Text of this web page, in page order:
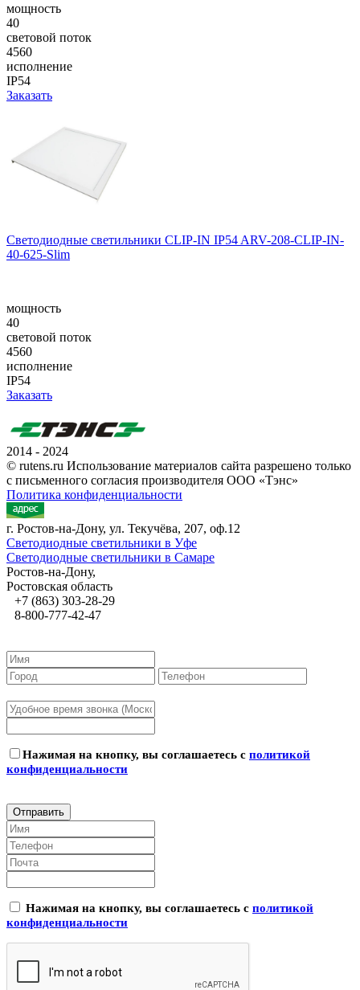
мощность
40
световой поток
4560
исполнение
IP54
Заказать
Светодиодные светильники CLIP-IN IP54 ARV-208-CLIP-IN-
40-625-Slim
мощность
40
световой поток
4560
исполнение
IP54
Заказать
2014 - 2024
© rutens.ru Использование материалов сайта разрешено только
с письменного согласия производителя ООО «Тэнс»
Политика конфиденциальности
г. Ростов-на-Дону, ул. Текучёва, 207, оф.12
Светодиодные светильники в Уфе
Светодиодные светильники в Самаре
Ростов-на-Дону,
Ростовская область
+7 (863) 303-28-29
8-800-777-42-47
Нажимая на кнопку, вы соглашаетесь с политикой
конфиденциальности
Нажимая на кнопку, вы соглашаетесь с политикой
конфиденциальности